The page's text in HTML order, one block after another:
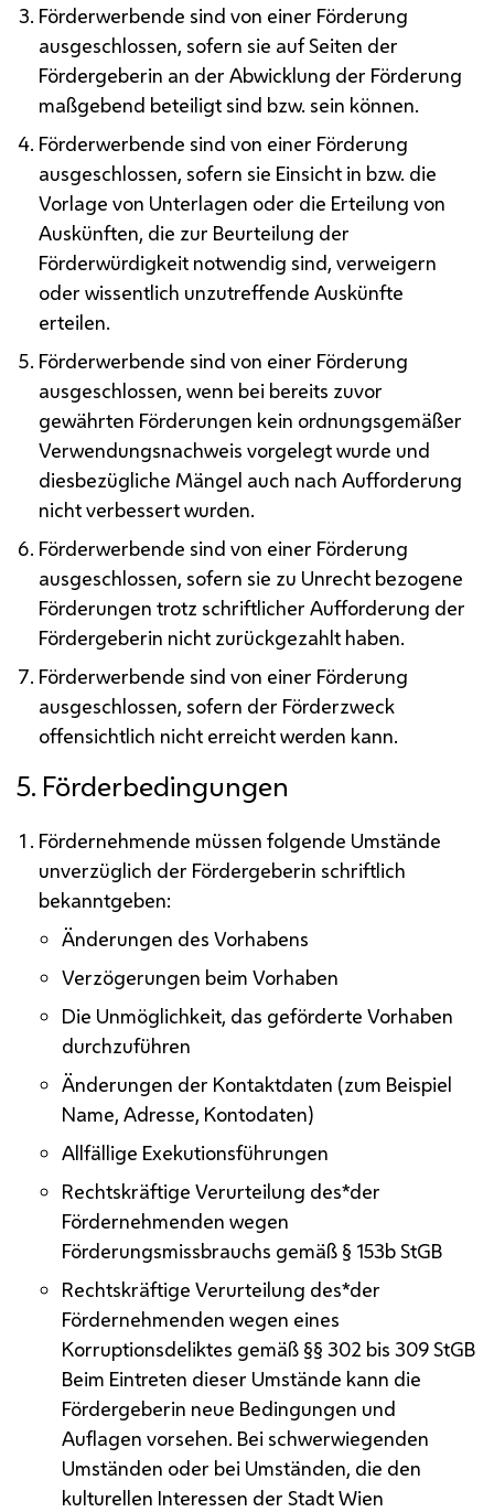
Förderwerbende sind von einer Förderung
ausgeschlossen, sofern sie auf Seiten der
Fördergeberin an der Abwicklung der Förderung
maßgebend beteiligt sind bzw. sein können.
Förderwerbende sind von einer Förderung
ausgeschlossen, sofern sie Einsicht in bzw. die
Vorlage von Unterlagen oder die Erteilung von
Auskünften, die zur Beurteilung der
Förderwürdigkeit notwendig sind, verweigern
oder wissentlich unzutreffende Auskünfte
erteilen.
Förderwerbende sind von einer Förderung
ausgeschlossen, wenn bei bereits zuvor
gewährten Förderungen kein ordnungsgemäßer
Verwendungsnachweis vorgelegt wurde und
diesbezügliche Mängel auch nach Aufforderung
nicht verbessert wurden.
Förderwerbende sind von einer Förderung
ausgeschlossen, sofern sie zu Unrecht bezogene
Förderungen trotz schriftlicher Aufforderung der
Fördergeberin nicht zurückgezahlt haben.
Förderwerbende sind von einer Förderung
ausgeschlossen, sofern der Förderzweck
offensichtlich nicht erreicht werden kann.
5. Förderbedingungen
Fördernehmende müssen folgende Umstände
unverzüglich der Fördergeberin schriftlich
bekanntgeben:
Änderungen des Vorhabens
Verzögerungen beim Vorhaben
Die Unmöglichkeit, das geförderte Vorhaben
durchzuführen
Änderungen der Kontaktdaten (zum Beispiel
Name, Adresse, Kontodaten)
Allfällige Exekutionsführungen
Rechtskräftige Verurteilung des*der
Fördernehmenden wegen
Förderungsmissbrauchs gemäß § 153bStGB
Rechtskräftige Verurteilung des*der
Fördernehmenden wegen eines
Korruptionsdeliktes gemäß §§ 302 bis 309StGB
Beim Eintreten dieser Umstände kann die
Fördergeberin neue Bedingungen und
Auflagen vorsehen. Bei schwerwiegenden
Umständen oder bei Umständen, die den
kulturellen Interessen der Stadt Wien